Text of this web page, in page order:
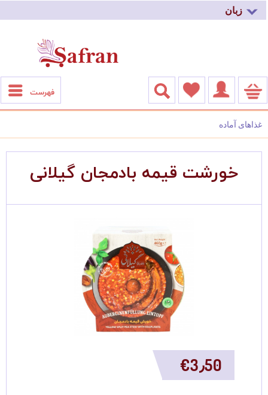
زبان
فهرست
غذاهای آماده
خورشت قیمه بادمجان گیلانی
‎€3٫50